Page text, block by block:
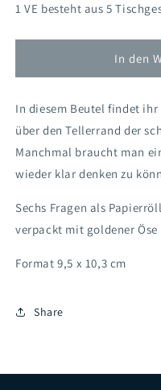
Menge
TG22
Tischgespräche
gegen
Krise
(Händler)
Menge
TG22
gegen
Krise
1 VE besteht aus 5
In den
In diesem Beutel findet ihr
über den Tellerrand der
Manchmal braucht man
wieder klar denken zu
Sechs Fragen als
verpackt mit goldener Öse
Format 9,5 x 10,3 cm
Share